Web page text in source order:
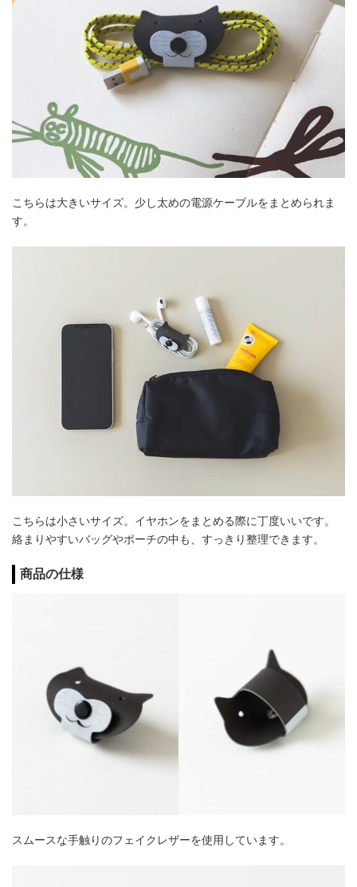
こちらは大きいサイズ。少し太めの電源ケーブルをまとめられま
す。
こちらは小さいサイズ。イヤホンをまとめる際に丁度いいです。
絡まりやすいバッグやポーチの中も、すっきり整理できます。
商品の仕様
スムースな手触りのフェイクレザーを使用しています。